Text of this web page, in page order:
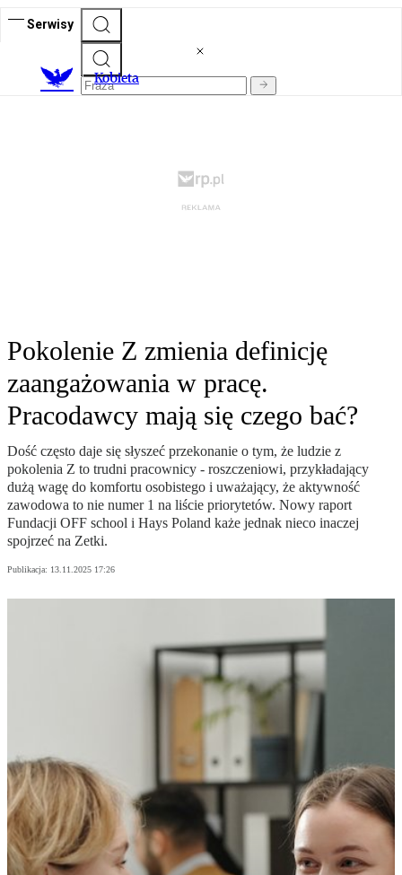
Serwisy
Kobieta
Pokolenie Z zmienia definicję
zaangażowania w pracę.
Pracodawcy mają się czego bać?
Dość często daje się słyszeć przekonanie o tym, że ludzie z
pokolenia Z to trudni pracownicy - roszczeniowi, przykładający
dużą wagę do komfortu osobistego i uważający, że aktywność
zawodowa to nie numer 1 na liście priorytetów. Nowy raport
Fundacji OFF school i Hays Poland każe jednak nieco inaczej
spojrzeć na Zetki.
Publikacja: 13.11.2025 17:26